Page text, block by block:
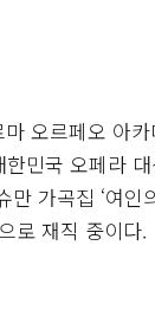
오르페오 아
민국 오페라
가곡집 ‘여
로 재직 중이다.